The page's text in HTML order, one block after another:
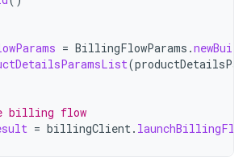
= BillingFlowParams .
(
billing flow
= billingClient. launchBillingFlow